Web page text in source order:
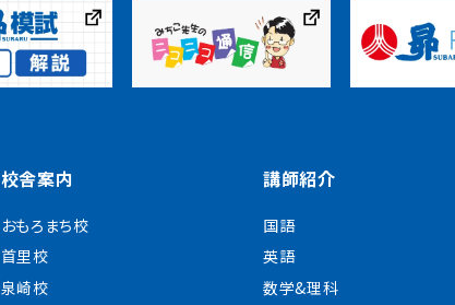
校舎案内
おもろまち校
首里校
泉崎校
講師紹介
国語
英語
数学&理科